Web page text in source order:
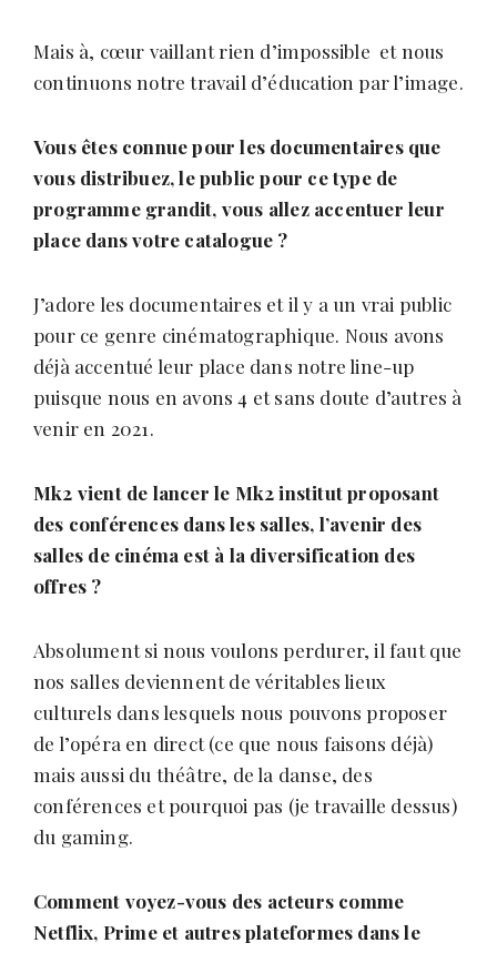
Mais à, cœur vaillant rien d’impossible et nous
continuons notre travail d’éducation par l’image.
Vous êtes connue pour les documentaires que
vous distribuez, le public pour ce type de
programme grandit, vous allez accentuer leur
place dans votre catalogue ?
J’adore les documentaires et il y a un vrai public
pour ce genre cinématographique. Nous avons
déjà accentué leur place dans notre line-up
puisque nous en avons 4 et sans doute d’autres à
venir en 2021.
Mk2 vient de lancer le Mk2 institut proposant
des conférences dans les salles, l’avenir des
salles de cinéma est à la diversification des
offres ?
Absolument si nous voulons perdurer, il faut que
nos salles deviennent de véritables lieux
culturels dans lesquels nous pouvons proposer
de l’opéra en direct (ce que nous faisons déjà)
mais aussi du théâtre, de la danse, des
conférences et pourquoi pas (je travaille dessus)
du gaming.
Comment voyez-vous des acteurs comme
Netflix, Prime et autres plateformes dans le